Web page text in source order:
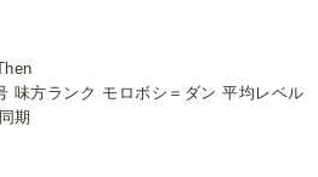
味方ランク モロボシ＝ダン 平均レベル
期